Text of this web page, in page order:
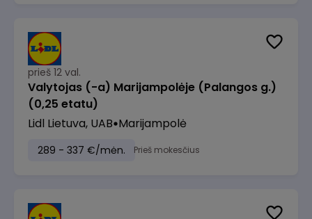
prieš 12 val.
Valytojas (-a) Marijampolėje (Palangos g.)
(0,25 etatu)
Lidl Lietuva, UAB Marijampolė
289 - 337 €/mėn. Prieš mokesčius